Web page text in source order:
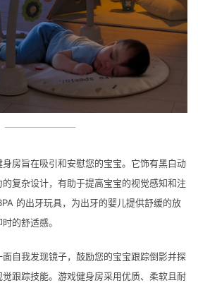
房旨在吸引和安慰您的宝宝。它饰有黑白动
复杂设计，有助于提高宝宝的视觉感知和注
的出牙玩具，为出牙的婴儿提供舒缓的放
的舒适感。
自我发现镜子，鼓励您的宝宝跟踪倒影并探
跟踪技能。游戏健身房采用优质、柔软且耐